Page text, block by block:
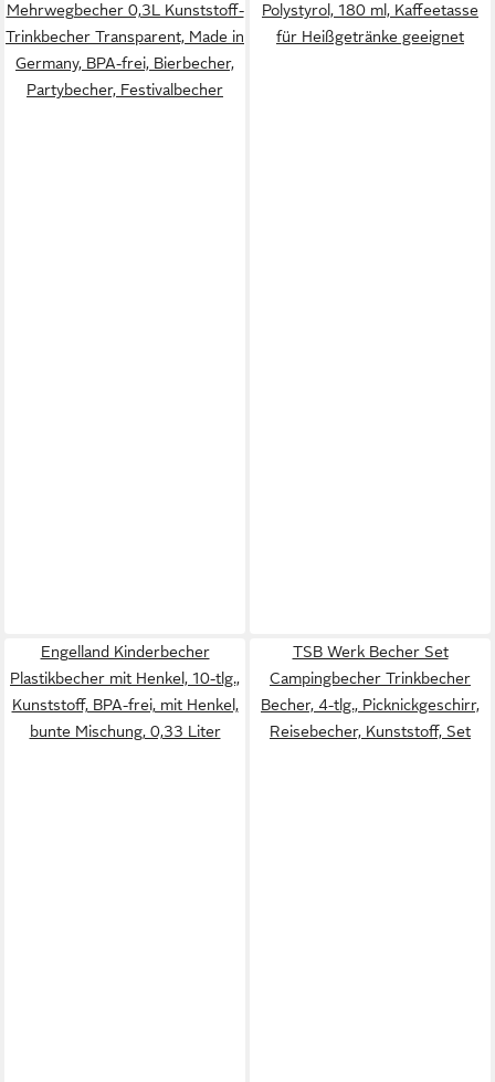
Mehrwegbecher 0,3L Kunststoff-
Trinkbecher Transparent, Made in
Germany, BPA-frei, Bierbecher,
Partybecher, Festivalbecher
Polystyrol, 180 ml, Kaffeetasse
für Heißgetränke geeignet
Engelland Kinderbecher
Plastikbecher mit Henkel, 10-tlg.,
Kunststoff, BPA-frei, mit Henkel,
bunte Mischung, 0,33 Liter
TSB Werk Becher Set
Campingbecher Trinkbecher
Becher, 4-tlg., Picknickgeschirr,
Reisebecher, Kunststoff, Set